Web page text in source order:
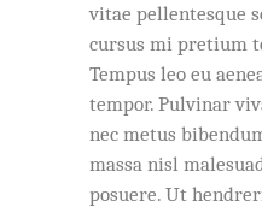
vitae pellentesque
cursus mi pretium
Tempus leo eu
tempor. Pulvinar
nec metus
massa nisl
posuere. Ut